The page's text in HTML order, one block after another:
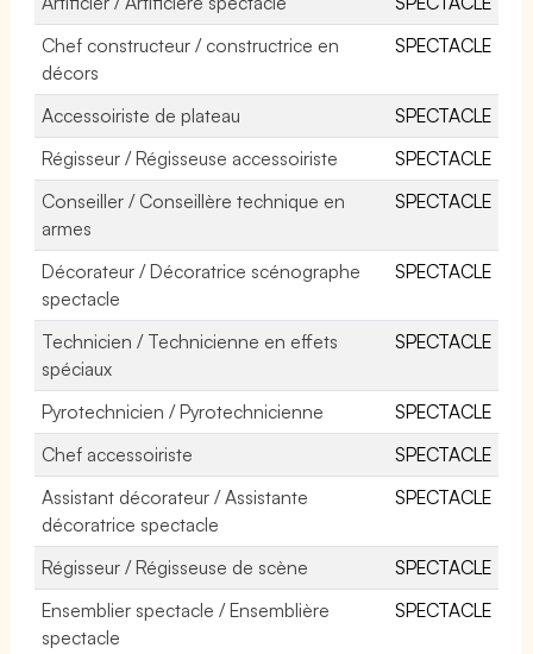
Chef constructeur / constructrice en
décors
SPECTACLE
Accessoiriste de plateau
SPECTACLE
Régisseur / Régisseuse accessoiriste
SPECTACLE
Conseiller / Conseillère technique en
armes
SPECTACLE
Décorateur / Décoratrice scénographe
spectacle
SPECTACLE
Technicien / Technicienne en effets
spéciaux
SPECTACLE
Pyrotechnicien / Pyrotechnicienne
SPECTACLE
Chef accessoiriste
SPECTACLE
Assistant décorateur / Assistante
décoratrice spectacle
SPECTACLE
Régisseur / Régisseuse de scène
SPECTACLE
Ensemblier spectacle / Ensemblière
spectacle
SPECTACLE